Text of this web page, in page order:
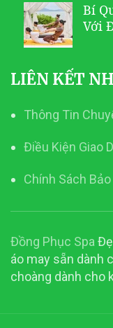
Bí
Với
LIÊN KẾT
Thông Tin
Điều Kiện Giao
Chính Sách
Đồng Phục Spa
áo may sẵn dành
choàng dành cho